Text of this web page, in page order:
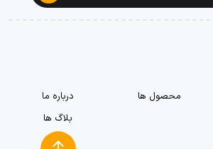
محصول ها
درباره ما
بلاگ ها